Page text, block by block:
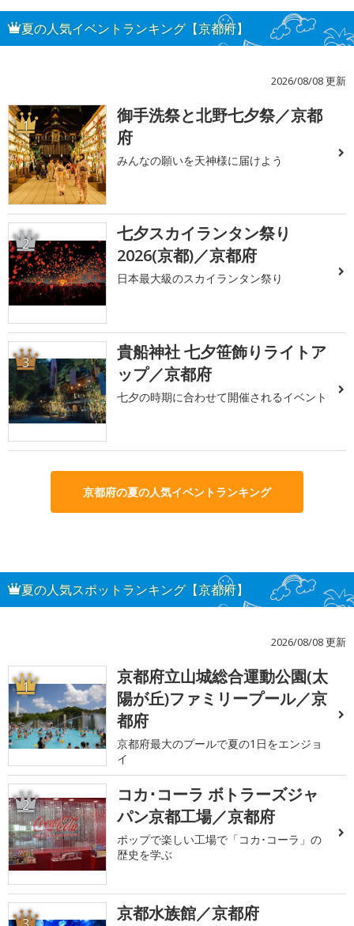
夏の人気イベントランキング【京都府】
2026/08/08 更新
1
御手洗祭と北野七夕祭／京都
府
みんなの願いを天神様に届けよう
2
七夕スカイランタン祭り
2026(京都)／京都府
日本最大級のスカイランタン祭り
3
貴船神社 七夕笹飾りライトア
ップ／京都府
七夕の時期に合わせて開催されるイベント
京都府の夏の人気イベントランキング
夏の人気スポットランキング【京都府】
2026/08/08 更新
1
京都府立山城総合運動公園(太
陽が丘)ファミリープール／京
都府
京都府最大のプールで夏の1日をエンジョ
イ
2
コカ･コーラ ボトラーズジャ
パン京都工場／京都府
ポップで楽しい工場で「コカ･コーラ」の
歴史を学ぶ
京都水族館／京都府